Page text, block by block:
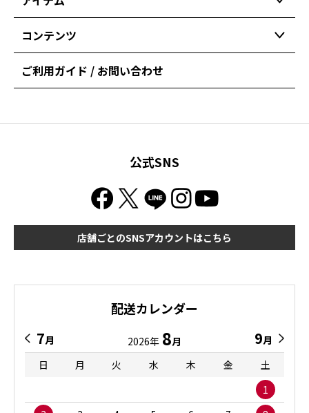
コンテンツ
ご利用ガイド / お問い合わせ
公式SNS
店舗ごとのSNSアカウントはこちら
配送カレンダー
7月 2026年 8月 9月
日
月 火 水 木 金
土
1